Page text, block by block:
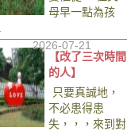
母早一點為孩
2026-07-21
【改了三次時間
的人】
只要真誠地，
不必患得患
失，，，來到對